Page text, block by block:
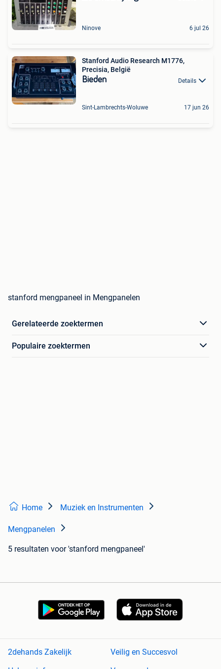
Ninove 6 jul 26
Stanford Audio Research M1776,
Precisia, België
Bieden Details
Sint-Lambrechts-Woluwe 17 jun 26
stanford mengpaneel in Mengpanelen
Gerelateerde zoektermen
Populaire zoektermen
Home Muziek en Instrumenten
Mengpanelen
5 resultaten voor 'stanford mengpaneel'
2dehands Zakelijk
Veilig en Succesvol